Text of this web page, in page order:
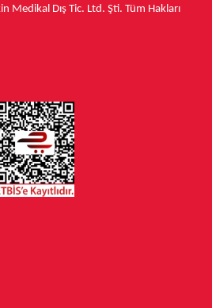
Dış Tic. Ltd. Şti. Tüm Hakları